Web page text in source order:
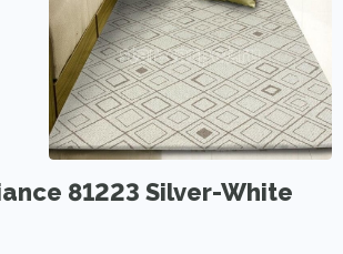
81223 Silver-White